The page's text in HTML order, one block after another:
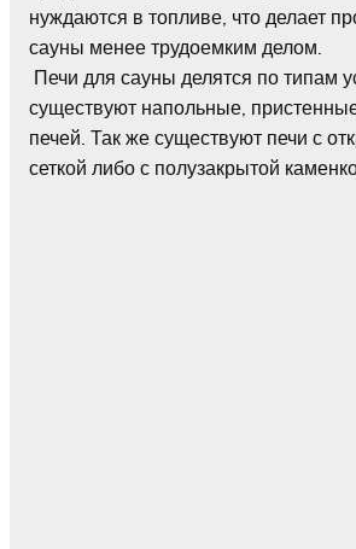
нуждаются в топливе, что делает
сауны менее трудоемким делом.
Печи для сауны делятся по типам
существуют напольные,
печей. Так же существуют печи с
сеткой либо с полузакрытой